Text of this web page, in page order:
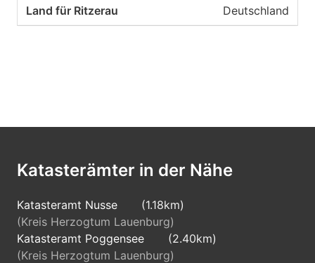
Deutschland
Katasterämter in der Nähe
Katasteramt Nusse
(1.18km)
(Kreis Herzogtum Lauenburg)
Katasteramt Poggensee
(2.40km)
(Kreis Herzogtum Lauenburg)